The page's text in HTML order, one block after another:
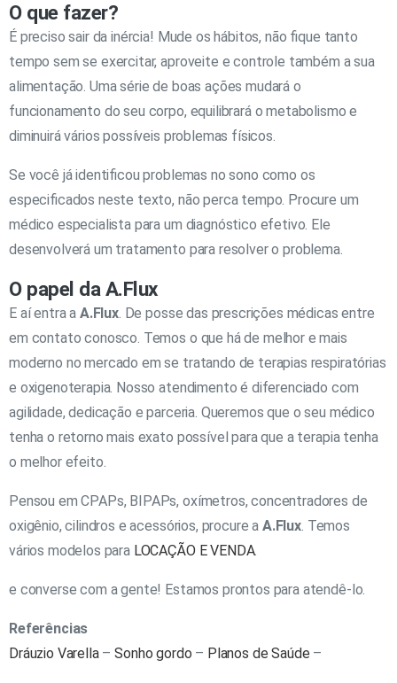
O que fazer?
É preciso sair da inércia! Mude os hábitos, não fique tanto
tempo sem se exercitar, aproveite e controle também a sua
alimentação. Uma série de boas ações mudará o
funcionamento do seu corpo, equilibrará o metabolismo e
diminuirá vários possíveis problemas físicos.
Se você já identificou problemas no sono como os
especificados neste texto, não perca tempo. Procure um
médico especialista para um diagnóstico efetivo. Ele
desenvolverá um tratamento para resolver o problema.
O papel da A.Flux
E aí entra a A.Flux. De posse das prescrições médicas entre
em contato conosco. Temos o que há de melhor e mais
moderno no mercado em se tratando de terapias respiratórias
e oxigenoterapia. Nosso atendimento é diferenciado com
agilidade, dedicação e parceria. Queremos que o seu médico
tenha o retorno mais exato possível para que a terapia tenha
o melhor efeito.
Pensou em CPAPs, BIPAPs, oxímetros, concentradores de
oxigênio, cilindros e acessórios, procure a A.Flux. Temos
vários modelos para LOCAÇÃO E VENDA.
e converse com a gente! Estamos prontos para atendê-lo.
Referências
Dráuzio Varella–Sonho gordo – Planos de Saúde – ​